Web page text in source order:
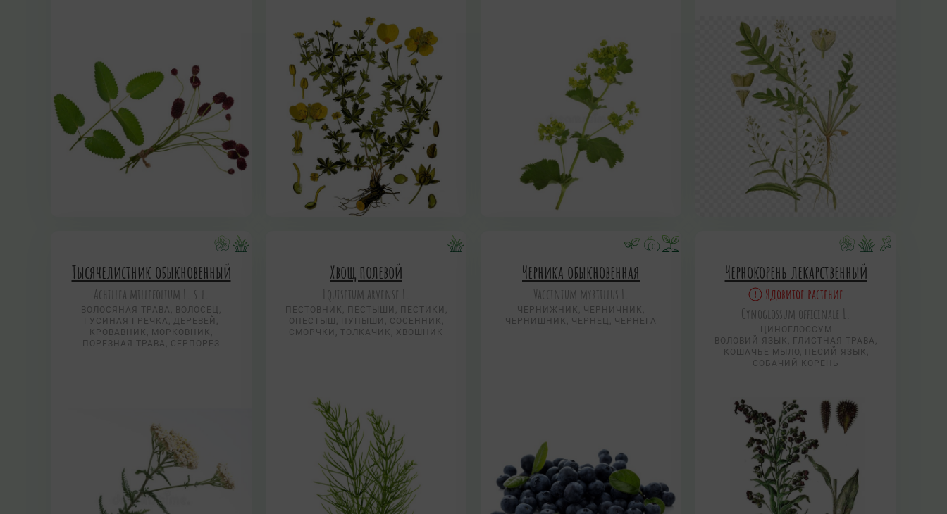
Тысячелистник обыкновенный
Achillea millefolium L. s.l.
ВОЛОСЯНАЯ ТРАВА, ВОЛОСЕЦ,
ГУСИНАЯ ГРЕЧКА, ДЕРЕВЕЙ,
КРОВАВНИК, МОРКОВНИК,
ПОРЕЗНАЯ ТРАВА, СЕРПОРЕЗ
Хвощ полевой
Equisetum arvense L.
ПЕСТОВНИК, ПЕСТЫШИ, ПЕСТИКИ,
ОПЕСТЫШ, ПУПЫШИ, СОСЕННИК,
СМОРЧКИ, ТОЛКАЧИК, ХВОШНИК
Черника обыкновенная
Vaccinium myrtillus L.
ЧЕРНИЖНИК, ЧЕРНИЧНИК,
ЧЕРНИШНИК, ЧЕРНЕЦ, ЧЕРНЕГА
Чернокорень лекарственный
Ядовитое растение
Cynoglossum officinale L.
ЦИНОГЛОССУМ
ВОЛОВИЙ ЯЗЫК, ГЛИСТНАЯ ТРАВА,
КОШАЧЬЕ МЫЛО, ПЕСИЙ ЯЗЫК,
СОБАЧИЙ КОРЕНЬ